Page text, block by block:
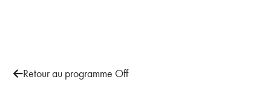
Retour au programme Off